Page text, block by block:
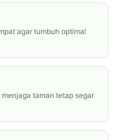
agar tumbuh optimal
taman tetap segar